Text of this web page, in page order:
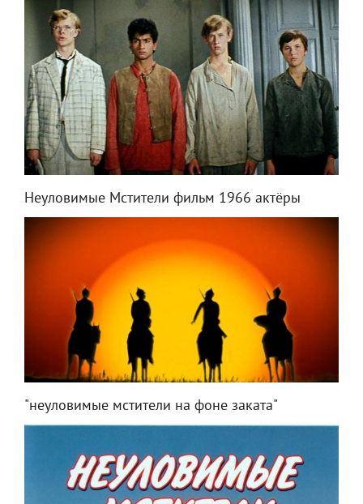
Неуловимые Мстители фильм 1966 актёры
"неуловимые мстители на фоне заката"